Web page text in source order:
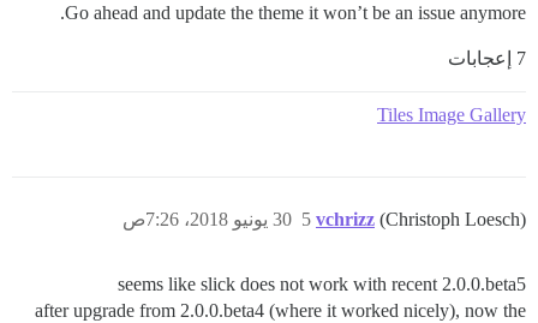
Go ahead and update the theme it won’t be an issue anymore.
7 إعجابات
Tiles Image Gallery
vchrizz (Christoph Loesch) 30 يونيو 2018، 7:26ص 5
seems like slick does not work with recent 2.0.0.beta5
after upgrade from 2.0.0.beta4 (where it worked nicely), now the